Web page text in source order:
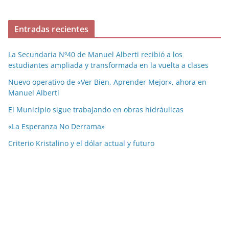
Entradas recientes
La Secundaria Nº40 de Manuel Alberti recibió a los
estudiantes ampliada y transformada en la vuelta a clases
Nuevo operativo de «Ver Bien, Aprender Mejor», ahora en
Manuel Alberti
El Municipio sigue trabajando en obras hidráulicas
«La Esperanza No Derrama»
Criterio Kristalino y el dólar actual y futuro